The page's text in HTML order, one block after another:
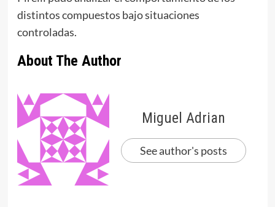
distintos compuestos bajo situaciones
controladas.
About The Author
Miguel Adrian
See author's posts